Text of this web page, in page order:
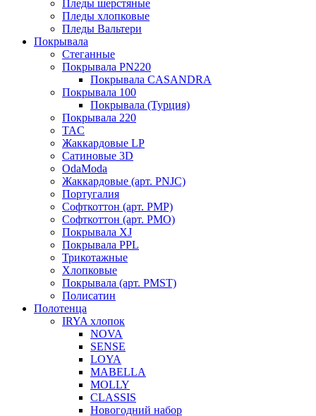
Пледы шерстяные
Пледы хлопковые
Пледы Вальтери
Покрывала
Стеганные
Покрывала PN220
Покрывала CASANDRA
Покрывала 100
Покрывала (Турция)
Покрывала 220
TAC
Жаккардовые LP
Сатиновые 3D
OdaModa
Жаккардовые (арт. PNJC)
Португалия
Софткоттон (арт. PMP)
Софткоттон (арт. PMO)
Покрывала XJ
Покрывала PPL
Трикотажные
Хлопковые
Покрывала (арт. PMST)
Полисатин
Полотенца
IRYA хлопок
NOVA
SENSE
LOYA
MABELLA
MOLLY
CLASSIS
Новогодний набор